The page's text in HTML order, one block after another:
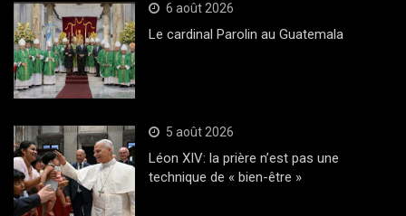
6 août 2026
Le cardinal Parolin au Guatemala
5 août 2026
Léon XIV: la prière n’est pas une
technique de « bien-être »